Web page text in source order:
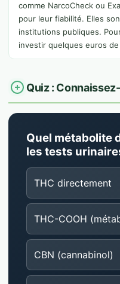
comme NarcoCheck ou
pour leur fiabilité. Elles
institutions publiques.
investir quelques euros
Quiz :
Quel métabolite
les tests
THC directement
THC-COOH
CBN (cannabinol)